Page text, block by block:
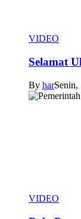
VIDEO
Selamat
By harSenin,
VIDEO